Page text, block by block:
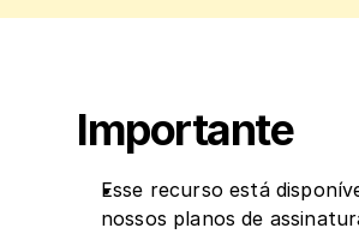
Importante
Esse recurso está
nossos planos de